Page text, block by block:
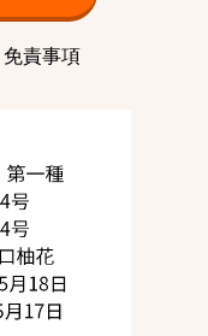
免責事項